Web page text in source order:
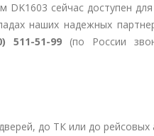
DK1603 сейчас доступен
наших надежных
511-51-99(по России
до ТК или до рейсовых